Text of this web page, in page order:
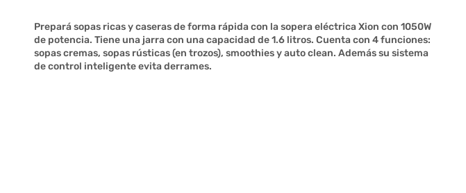
Prepará sopas ricas y caseras de forma rápida con la sopera eléctrica Xion con 1050W
de potencia. Tiene una jarra con una capacidad de 1.6 litros. Cuenta con 4 funciones:
sopas cremas, sopas rústicas (en trozos), smoothies y auto clean. Además su sistema
de control inteligente evita derrames.